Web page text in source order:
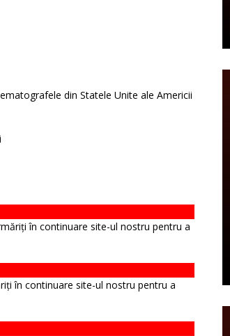
din Statele Unite ale Americii
în continuare site-ul nostru pentru a
în continuare site-ul nostru pentru a